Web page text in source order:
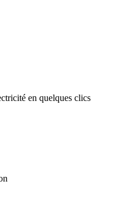
en quelques clics